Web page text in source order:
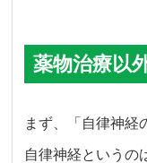
薬物治療以
まず、「自律神経
自律神経というの